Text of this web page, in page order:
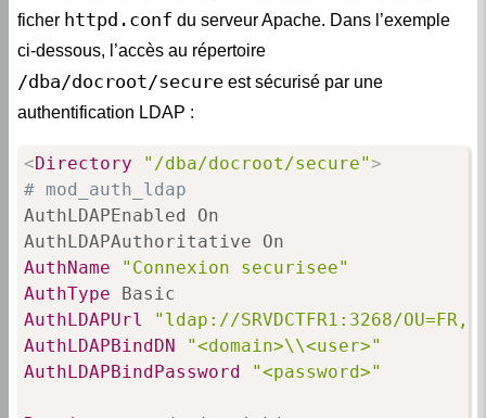
ficher httpd.conf du serveur Apache. Dans l’exemple
ci-dessous, l’accès au répertoire
/dba/docroot/secure est sécurisé par une
authentification LDAP :
<Directory "/dba/docroot/secure">
# mod_auth_ldap
AuthLDAPEnabled On
AuthName
"Connexion securisee"
AuthType
AuthLDAPUrl
"ldap://SRVDCTFR1:3268/
AuthLDAPBindDN
"<domain>\\<user>"
AuthLDAPBindPassword
"<password>"